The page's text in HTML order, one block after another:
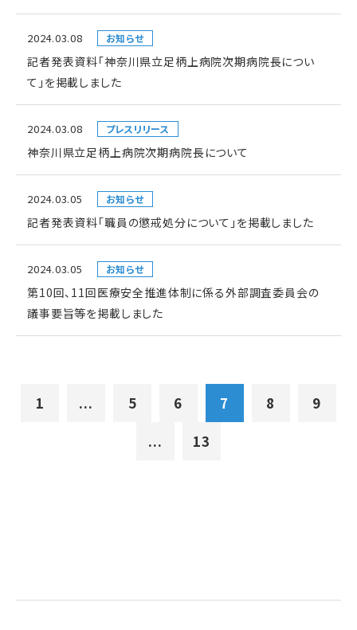
2024.03.08 お知らせ
記者発表資料「神奈川県立足柄上病院次期病院長につい
て」を掲載しました
2024.03.08 プレスリリース
神奈川県立足柄上病院次期病院長について
2024.03.05 お知らせ
記者発表資料「職員の懲戒処分について」を掲載しました
2024.03.05 お知らせ
第10回、11回医療安全推進体制に係る外部調査委員会の
議事要旨等を掲載しました
1 ... 5 6 7 8
9
...
13